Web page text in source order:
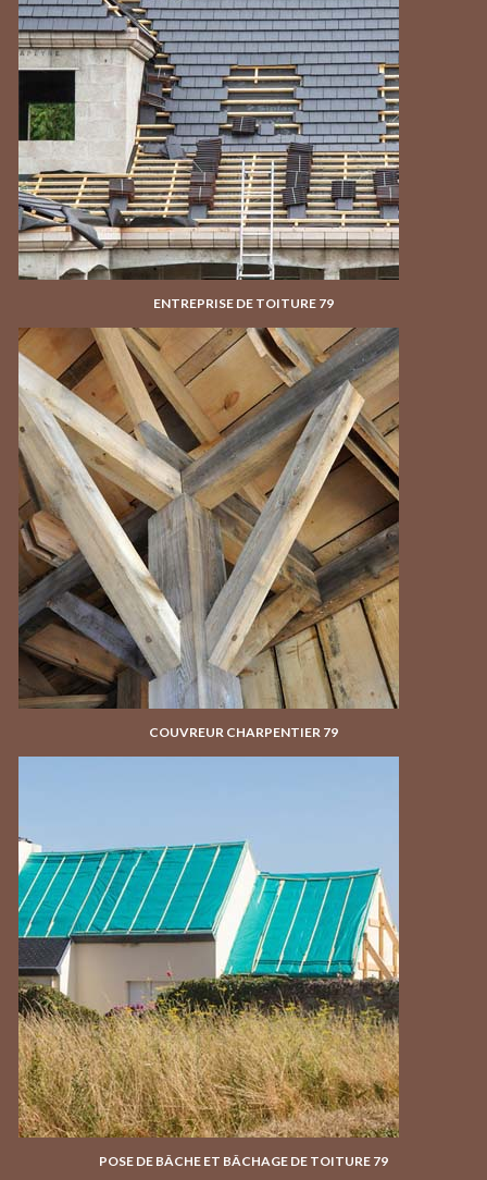
ENTREPRISE DE TOITURE 79
COUVREUR CHARPENTIER 79
POSE DE BÂCHE ET BÂCHAGE DE TOITURE 79